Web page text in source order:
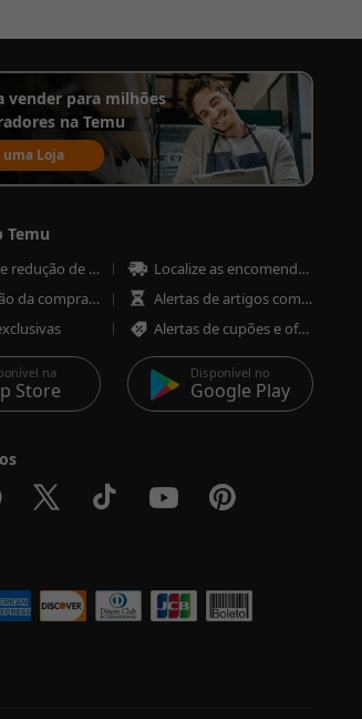
vender para milhões
na Temu
uma Loja
Temu
Alertas de redução de preço
Localize as encomendas em qualquer altura
Finalização da compra mais rápida e segura
Alertas de artigos com pouco stock
Alertas de cupões e ofertas
na
Store
Disponível no
Google Play